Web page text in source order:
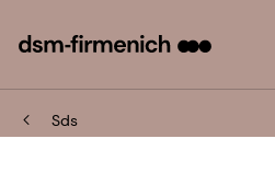
Sds